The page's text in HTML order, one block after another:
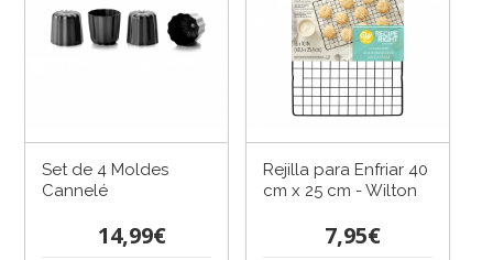
Set de 4 Moldes
Cannelé
14,99€
Rejilla para Enfriar 40
cm x 25 cm - Wilton
7,95€